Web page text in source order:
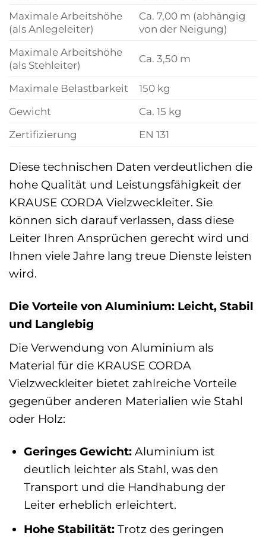
Maximale Arbeitshöhe
(als Anlegeleiter)
Ca. 7,00 m (abhängig
von der Neigung)
Maximale Arbeitshöhe
(als Stehleiter)
Ca. 3,50 m
Maximale Belastbarkeit
150 kg
Gewicht
Ca. 15 kg
Zertifizierung
EN 131
Diese technischen Daten verdeutlichen die
hohe Qualität und Leistungsfähigkeit der
KRAUSE CORDA Vielzweckleiter. Sie
können sich darauf verlassen, dass diese
Leiter Ihren Ansprüchen gerecht wird und
Ihnen viele Jahre lang treue Dienste leisten
wird.
Die Vorteile von Aluminium: Leicht, Stabil
und Langlebig
Die Verwendung von Aluminium als
Material für die KRAUSE CORDA
Vielzweckleiter bietet zahlreiche Vorteile
gegenüber anderen Materialien wie Stahl
oder Holz:
Geringes Gewicht:Aluminium ist
deutlich leichter als Stahl, was den
Transport und die Handhabung der
Leiter erheblich erleichtert.
Hohe Stabilität:Trotz des geringen